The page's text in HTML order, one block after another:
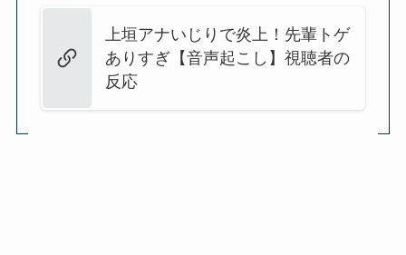
上垣アナいじりで炎上！先輩トゲ
ありすぎ【音声起こし】視聴者の
反応